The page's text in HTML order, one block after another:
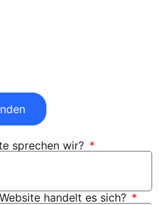
sprechen wir?
handelt es sich?